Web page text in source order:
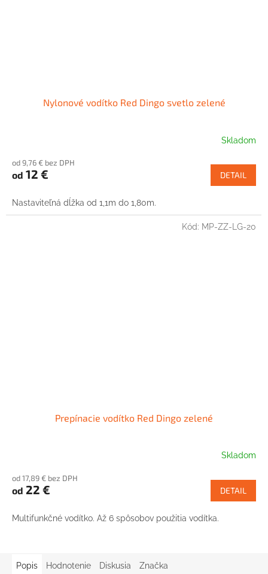
Nylonové vodítko Red Dingo svetlo zelené
Skladom
od 9,76 € bez DPH
od 12 € DETAIL
Nastaviteľná dĺžka od 1,1m do 1,80m.
Prepínacie vodítko Red Dingo zelené
Skladom
od 17,89 € bez DPH
od 22 € DETAIL
Multifunkčné vodítko. Až 6 spôsobov použitia vodítka.
Kód: MP-ZZ-LG-20
Popis Hodnotenie Diskusia Značka